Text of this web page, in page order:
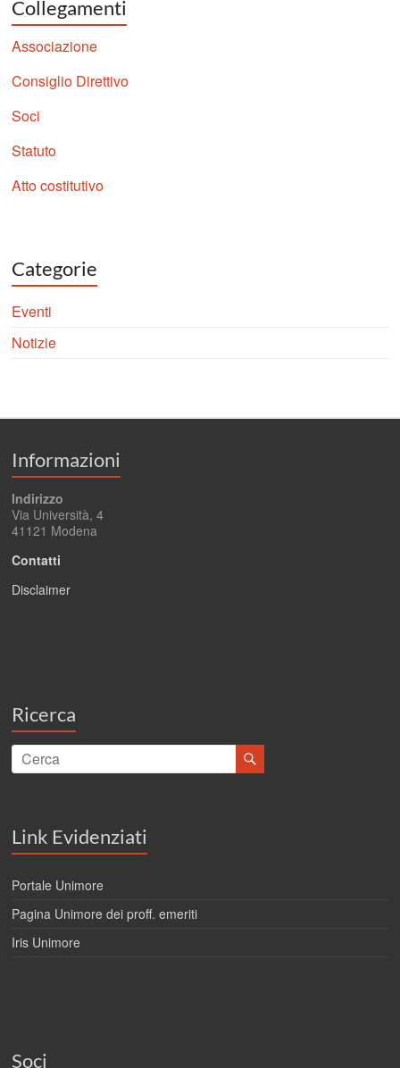
Collegamenti
Associazione
Consiglio Direttivo
Soci
Statuto
Atto costitutivo
Categorie
Eventi
Notizie
Informazioni
Indirizzo
Via Università, 4
41121 Modena
Contatti
Disclaimer
Ricerca
Link Evidenziati
Portale Unimore
Pagina Unimore dei proff. emeriti
Iris Unimore
Soci